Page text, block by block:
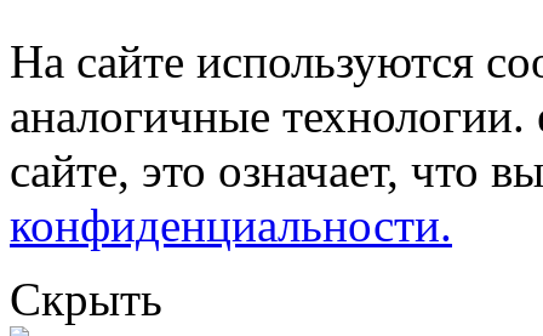
На сайте используются
аналогичные
сайте, это означает, что
конфиденциальности.
Скрыть